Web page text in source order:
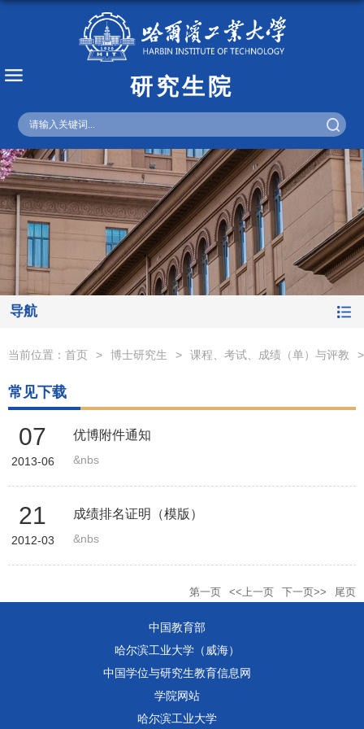
研究生院
导航
当前位置： 首页 > 博士研究生 > 课程、考试、成绩（单）与评教 >
常见下载
07
2013-06
优博附件通知
&nbs
21
2012-03
成绩排名证明（模版）
&nbs
第一页 <<上一页 下一页>> 尾页
中国教育部
哈尔滨工业大学（威海）
中国学位与研究生教育信息网
学院网站
哈尔滨工业大学